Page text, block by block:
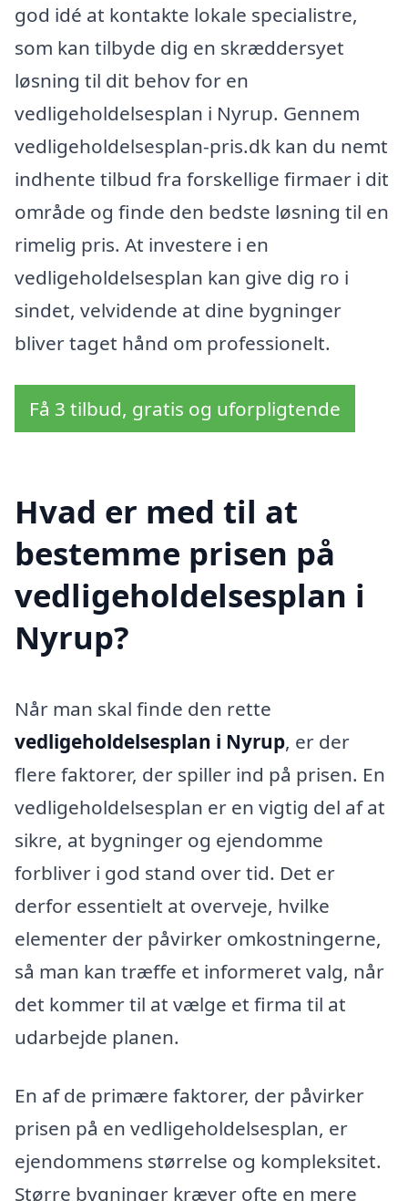
god idé at kontakte lokale specialistre,
som kan tilbyde dig en skræddersyet
løsning til dit behov for en
vedligeholdelsesplan i Nyrup. Gennem
vedligeholdelsesplan-pris.dk kan du nemt
indhente tilbud fra forskellige firmaer i dit
område og finde den bedste løsning til en
rimelig pris. At investere i en
vedligeholdelsesplan kan give dig ro i
sindet, velvidende at dine bygninger
bliver taget hånd om professionelt.
Få 3 tilbud, gratis og uforpligtende
Hvad er med til at
bestemme prisen på
vedligeholdelsesplan i
Nyrup?
Når man skal finde den rette
vedligeholdelsesplan i Nyrup, er der
flere faktorer, der spiller ind på prisen. En
vedligeholdelsesplan er en vigtig del af at
sikre, at bygninger og ejendomme
forbliver i god stand over tid. Det er
derfor essentielt at overveje, hvilke
elementer der påvirker omkostningerne,
så man kan træffe et informeret valg, når
det kommer til at vælge et firma til at
udarbejde planen.
En af de primære faktorer, der påvirker
prisen på en vedligeholdelsesplan, er
ejendommens størrelse og kompleksitet.
Større bygninger kræver ofte en mere